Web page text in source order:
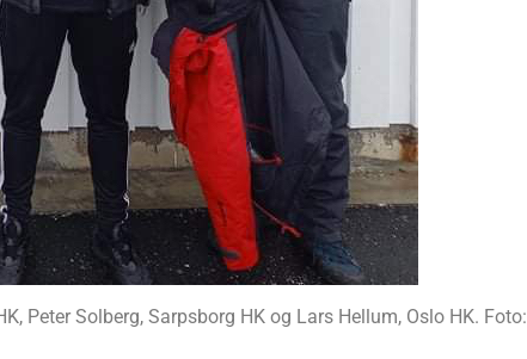
Peter Solberg, Sarpsborg HK og Lars Hellum, Oslo HK. Foto: